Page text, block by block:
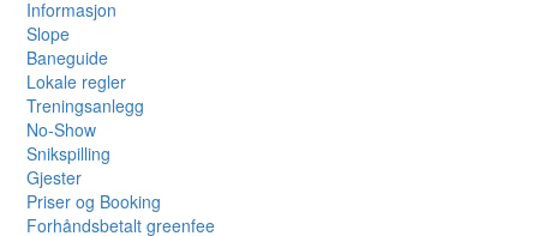
Informasjon
Slope
Baneguide
Lokale regler
Treningsanlegg
No-Show
Snikspilling
Gjester
Priser og Booking
Forhåndsbetalt greenfee